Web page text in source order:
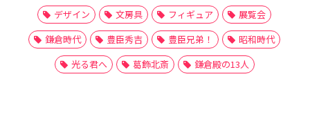
デザイン
文房具 フィギュア
展覧会
鎌倉時代
豊臣秀吉 豊臣兄弟！
昭和時代
光る君へ
葛飾北斎 鎌倉殿の13人